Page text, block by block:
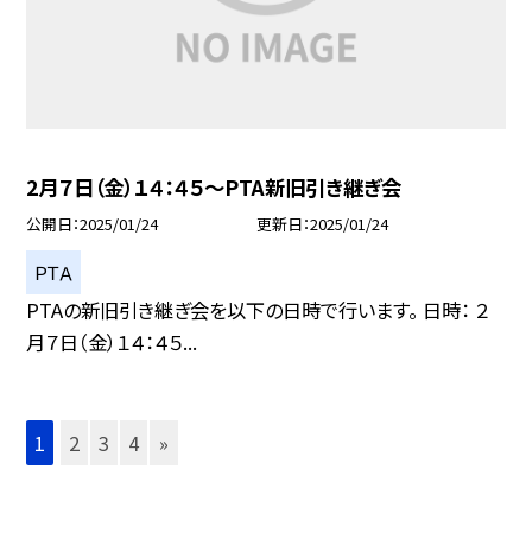
2月７日（金）１４：４５〜PTA新旧引き継ぎ会
公開日 2025/01/24 更新日 2025/01/24
ＰＴＡ
PTAの新旧引き継ぎ会を以下の日時で行います。 日時： ２
月７日（金）１４：４５...
1 2 3 4 »